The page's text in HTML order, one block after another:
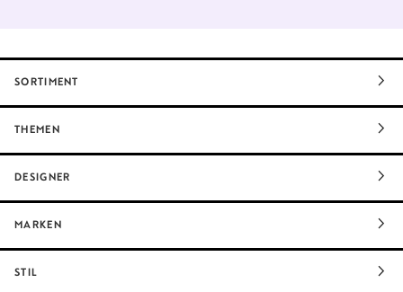
SORTIMENT
THEMEN
DESIGNER
MARKEN
STIL